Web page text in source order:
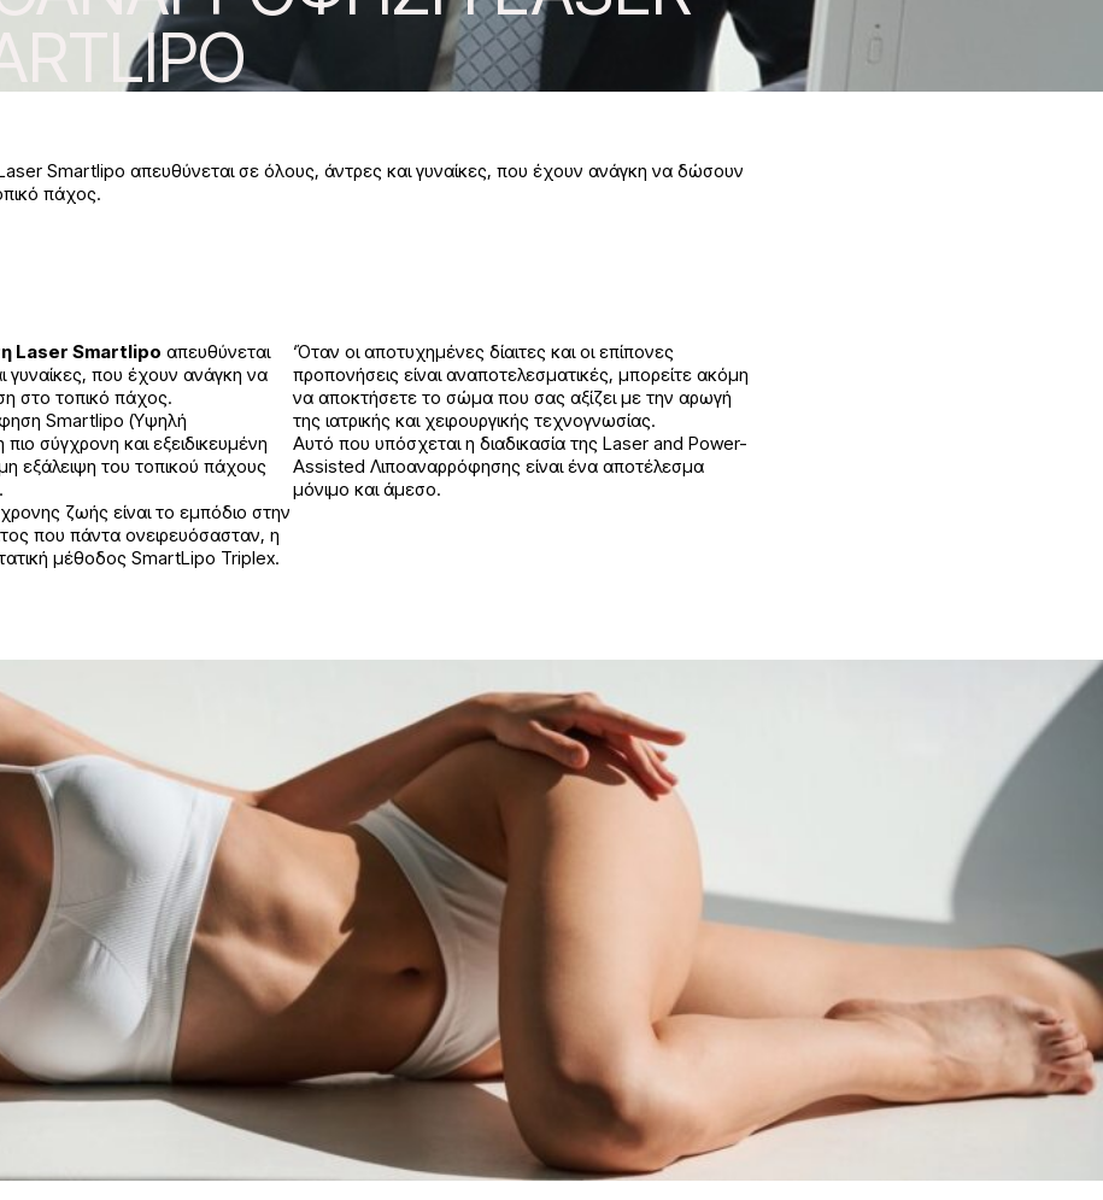
Smartlipo απευθύνεται σε όλους, άντρες και γυναίκες, που έχουν ανάγκη να δώσουν
πάχος.
Laser Smartlipo απευθύνεται
γυναίκες, που έχουν ανάγκη να
στο τοπικό πάχος.
Smartlipo (Υψηλή
πιο σύγχρονη και εξειδικευμένη
εξάλειψη του τοπικού πάχους
ζωής είναι το εμπόδιο στην
που πάντα ονειρευόσασταν, η
μέθοδος SmartLipo Triplex.
‘Όταν οι αποτυχημένες δίαιτες και οι επίπονες
προπονήσεις είναι αναποτελεσματικές, μπορείτε ακόμη
να αποκτήσετε το σώμα που σας αξίζει με την αρωγή
της ιατρικής και χειρουργικής τεχνογνωσίας.
Αυτό που υπόσχεται η διαδικασία της Laser and Power-
Assisted Λιποαναρρόφησης είναι ένα αποτέλεσμα
μόνιμο και άμεσο.